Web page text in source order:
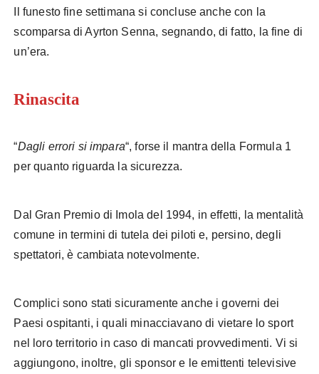
Il funesto fine settimana si concluse anche con la
scomparsa di Ayrton Senna, segnando, di fatto, la fine di
un’era.
Rinascita
“Dagli errori si impara“, forse il mantra della Formula 1
per quanto riguarda la sicurezza.
Dal Gran Premio di Imola del 1994, in effetti, la mentalità
comune in termini di tutela dei piloti e, persino, degli
spettatori, è cambiata notevolmente.
Complici sono stati sicuramente anche i governi dei
Paesi ospitanti, i quali minacciavano di vietare lo sport
nel loro territorio in caso di mancati provvedimenti. Vi si
aggiungono, inoltre, gli sponsor e le emittenti televisive